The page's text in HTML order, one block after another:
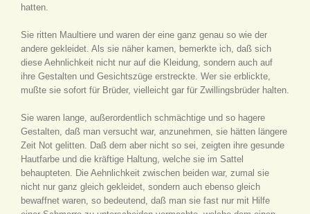
hatten.
Sie ritten Maultiere und waren der eine ganz genau so wie der
andere gekleidet. Als sie näher kamen, bemerkte ich, daß sich
diese Aehnlichkeit nicht nur auf die Kleidung, sondern auch auf
ihre Gestalten und Gesichtszüge erstreckte. Wer sie erblickte,
mußte sie sofort für Brüder, vielleicht gar für Zwillingsbrüder halten.
Sie waren lange, außerordentlich schmächtige und so hagere
Gestalten, daß man versucht war, anzunehmen, sie hätten längere
Zeit Not gelitten. Daß dem aber nicht so sei, zeigten ihre gesunde
Hautfarbe und die kräftige Haltung, welche sie im Sattel
behaupteten. Die Aehnlichkeit zwischen beiden war, zumal sie
nicht nur ganz gleich gekleidet, sondern auch ebenso gleich
bewaffnet waren, so bedeutend, daß man sie fast nur mit Hilfe